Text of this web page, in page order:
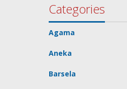
Categories
Agama
Aneka
Barsela